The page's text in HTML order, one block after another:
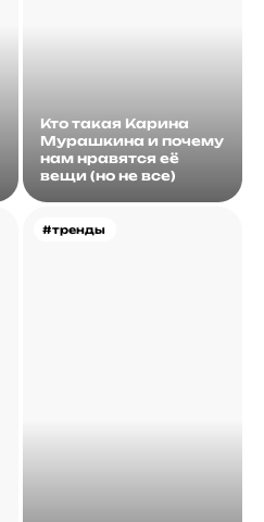
Кто такая Карина
Мурашкина и почему
нам нравятся её
вещи (но не все)
#тренды